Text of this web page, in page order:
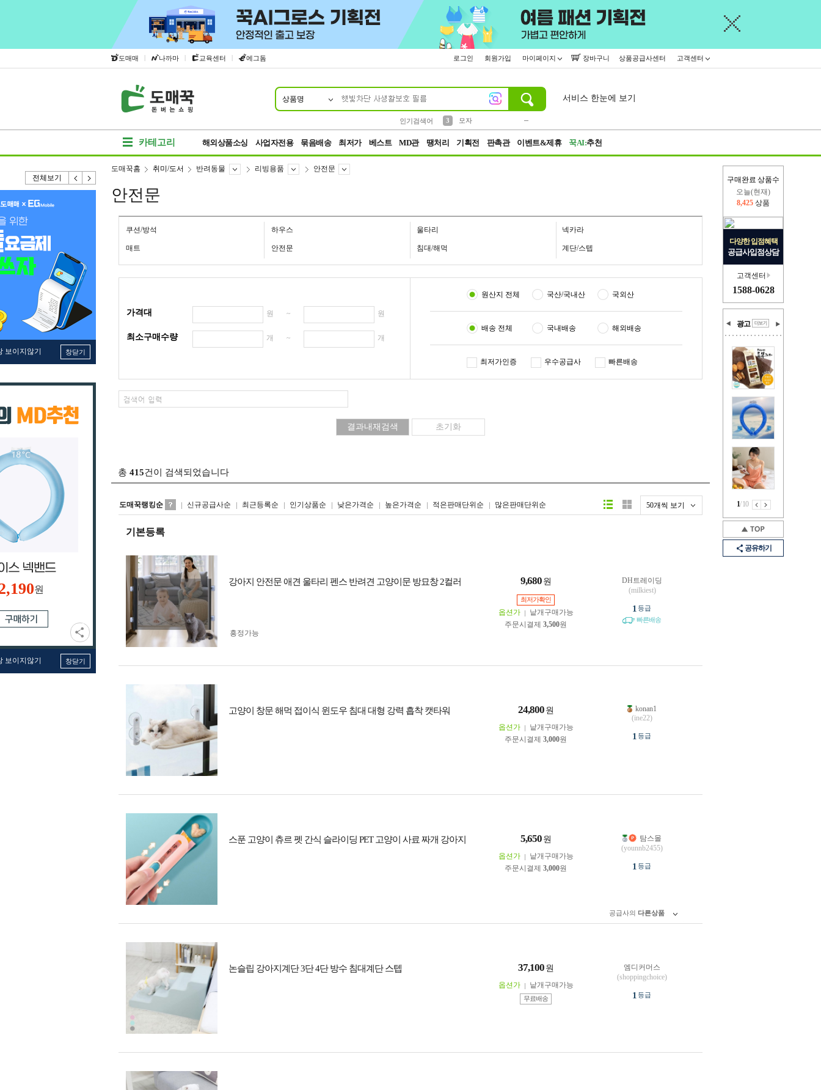
도매매 | 나까마 | 교육센터 | 에그돔 로그인 회원가입 마이페이지 장바구니 상품공급사센터 고객센터
상품명
인기검색어
4
미니
23
서비스 한눈에 보기
카테고리 해외상품소싱 사업자전용 묶음배송 최저가 베스트 MD관 땡처리 기획전 판촉관 이벤트&제휴 꾹AI:추천
전체보기
보이지않기 창닫기
원
보이지않기 창닫기
구매완료 상품수
445,716
오늘(현재)
8,425 상품
다양한 입점혜택
공급사입점상담
고객센터
1588-0628
광고
1/10
공유하기
도매꾹홈 취미/도서 반려동물 리빙용품 안전문
안전문
쿠션/방석 하우스 울타리 넥카라
매트 안전문 침대/해먹 계단/스텝
가격대 원 ~ 원
최소구매수량 개 ~ 개
원산지 전체 국산/국내산 국외산
배송 전체 국내배송 해외배송
최저가인증 우수공급사 빠른배송
총 415건이 검색되었습니다
도매꾹랭킹순 신규공급사순 최근등록순 인기상품순 낮은가격순 높은가격순 적은판매단위순 많은판매단위순 50개씩 보기
리스트형갤러리형
기본등록
강아지 안전문 애견 울타리 펜스 반려견 고양이문 방묘창 2컬러 9,680 원
최저가확인
옵션가
낱개구매가능
주문시결제 3,500원
흥정가능
DH트레이딩
(milkiest)
1 등급
빠른배송
고양이 창문 해먹 접이식 윈도우 침대 대형 강력 흡착 캣타워 24,800 원
옵션가
낱개구매가능
주문시결제 3,000원
konan1
(ine22)
1 등급
스푼 고양이 츄르 펫 간식 슬라이딩 PET 고양이 사료 짜개 강아지 5,650 원
옵션가
낱개구매가능
주문시결제 3,000원
탐스몰
(younnb2455)
1 등급
공급사의 다른상품
논슬립 강아지계단 3단 4단 방수 침대계단 스텝 37,100 원
옵션가 낱개구매가능
무료배송
엠디커머스
(shoppingchoice)
1 등급